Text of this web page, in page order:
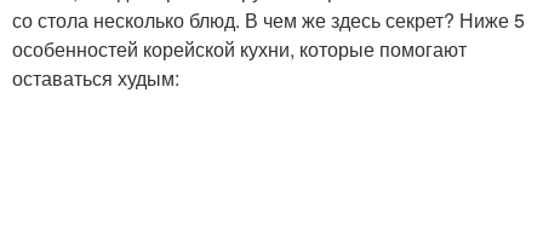
со стола несколько блюд. В чем же здесь секрет? Ниже 5
особенностей корейской кухни, которые помогают
оставаться худым: